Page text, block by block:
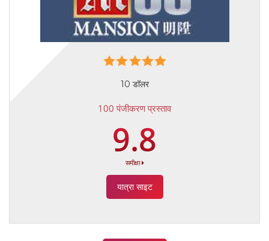
10 डॉलर
100 पंजीकरण प्रस्ताव
9.8
समीक्षा
यात्रा साइट